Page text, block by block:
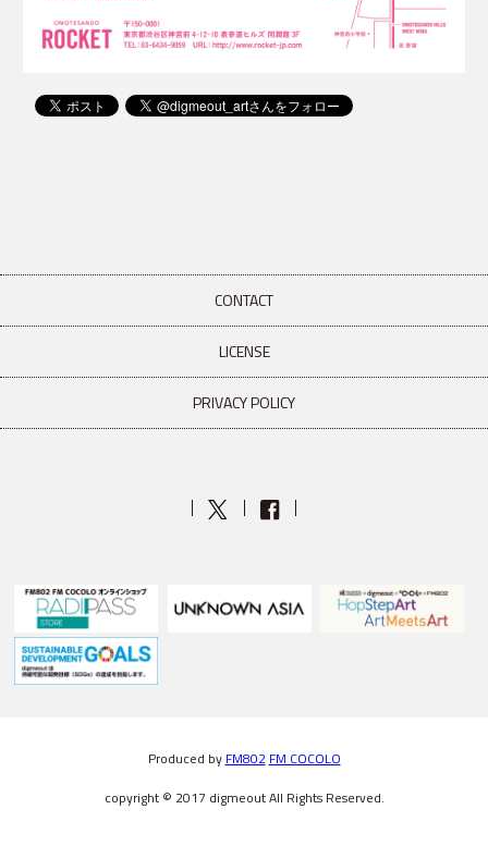
CONTACT
LICENSE
PRIVACY POLICY
Produced by FM802 FM COCOLO
copyright © 2017 digmeout All Rights Reserved.